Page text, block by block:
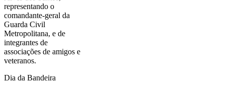
representando o
comandante-geral da
Guarda Civil
Metropolitana, e de
integrantes de
associações de amigos e
veteranos.
Dia da Bandeira